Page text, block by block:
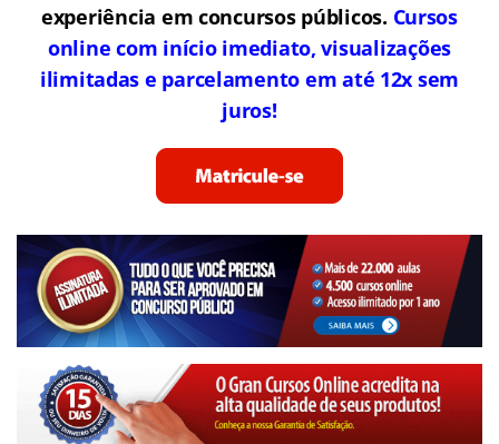
experiência em concursos públicos. Cursos
online com início imediato, visualizações
ilimitadas e parcelamento em até 12x sem
juros!